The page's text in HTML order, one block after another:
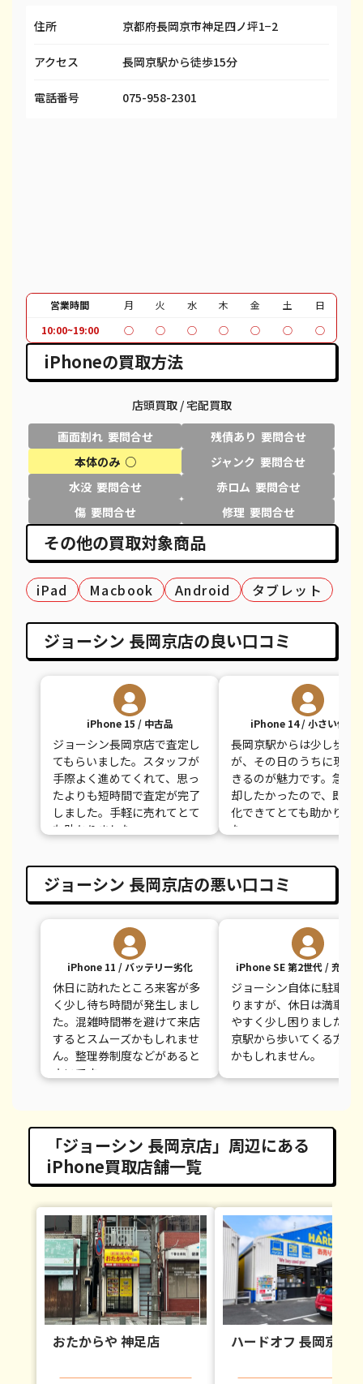
iPhone 13
iPhone 13 mini
iPhone 13 Pro
iPhone SE 2
iPhone 11
iPhone 11 Pro
iPhone XR
iPhone XS
iPhone XS Max
iPhone X
iPhone 8
iPhone 7
iPhone 7 Plus
¥40,300
¥40,300
¥53,500
¥9,300
¥20,500
¥24,800
¥28,800
¥13,000
¥14,300
¥18,000
¥10,000
¥6,600
都度見積(非公開)
都度見積(非公開)
¥58,100
¥12,100
¥30,100
¥18,100
¥20,600
¥26,100
¥9,100
¥7,800
¥12,100
住所 京都府長岡京市神足四ノ坪1−2
アクセス 長岡京駅から徒歩15分
電話番号 075-958-2301
営業時間 月 火 水 木 金 土
日
10:00~19:00
○ ○ ○ ○ ○ ○ ○
iPhoneの買取方法
店頭買取 / 宅配買取
画面割れ 要問合せ
残債あり 要問合せ
本体のみ ○
ジャンク 要問合せ
水没 要問合せ
赤ロム 要問合せ
傷 要問合せ
修理 要問合せ
その他の買取対象商品
iPad Macbook Android タブレット
ジョーシン 長岡京店の良い口コミ
iPhone 15 / 中古品
ジョーシン長岡京店で査定し
てもらいました。スタッフが
手際よく進めてくれて、思っ
たよりも短時間で査定が完了
しました。手軽に売れてとて
も助かりました。
iPhone 14 / 小さい傷あ
長岡京駅からは少し歩き
が、その日のうちに現金
きるのが魅力です。急ぎ
却したかったので、即日
化できてとても助かりま
た。
ジョーシン 長岡京店の悪い口コミ
iPhone 11 / バッテリー劣化
休日に訪れたところ来客が多
く少し待ち時間が発生しまし
た。混雑時間帯を避けて来店
するとスムーズかもしれませ
ん。整理券制度などがあると
よいです。
iPhone SE 第2世代 / 充電口
ジョーシン自体に駐車場
りますが、休日は満車に
やすく少し困りました。
京駅から歩いてくる方が
かもしれません。
「ジョーシン 長岡京店」周辺にある
iPhone買取店舗一覧
おたからや 神足店 ハードオフ 長岡京店